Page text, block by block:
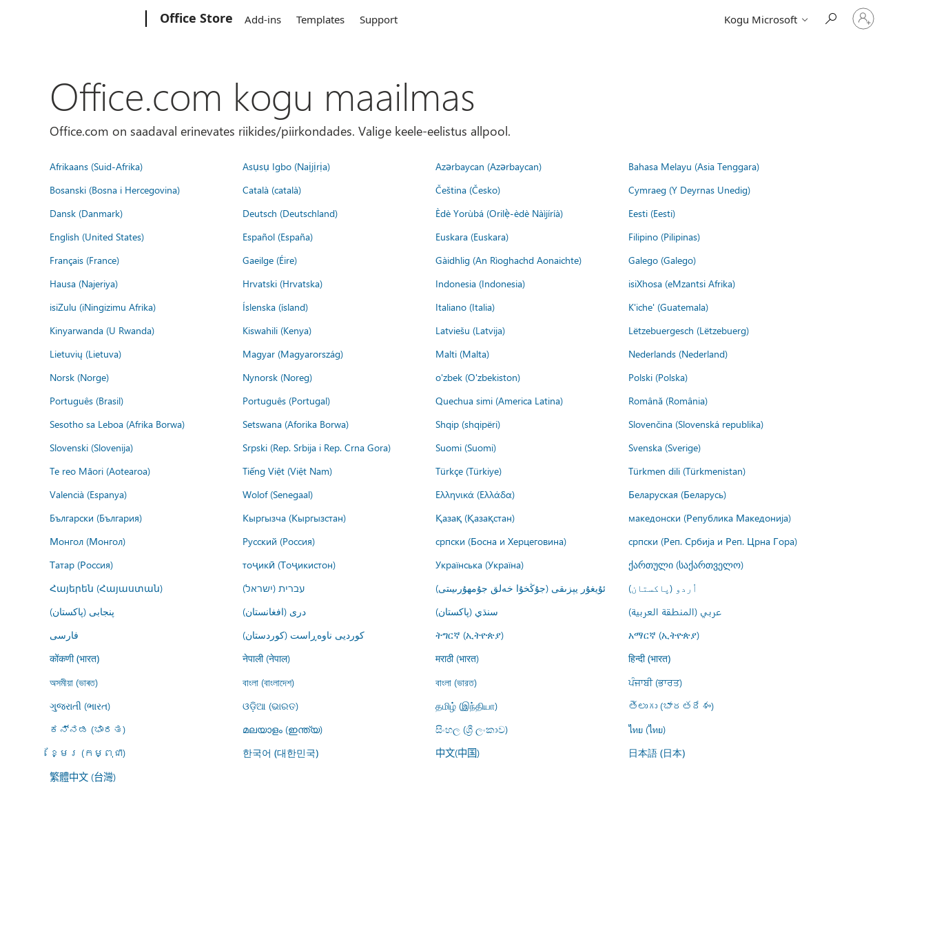
Office Store Add-ins Templates Support Kogu Microsoft
Logige
sisse
oma
Office.com kogu maailmas
Office.com on saadaval erinevates riikides/piirkondades. Valige keele-eelistus allpool.
Afrikaans (Suid-Afrika) Asụsụ Igbo (Naịjịrịa) Azərbaycan (Azərbaycan)
Bahasa Melayu (Asia Tenggara)
Bosanski (Bosna i Hercegovina)
Català (català) Čeština (Česko)
Cymraeg (Y Deyrnas Unedig)
Dansk (Danmark)
Deutsch (Deutschland) Èdè Yorùbá (Orilẹ̀-èdè Nàìjíríà)
Eesti (Eesti)
English (United States)
Español (España) Euskara (Euskara)
Filipino (Pilipinas)
Français (France)
Gaeilge (Éire) Gàidhlig (An Rìoghachd Aonaichte)
Galego (Galego)
Hausa (Najeriya)
Hrvatski (Hrvatska) Indonesia (Indonesia)
isiXhosa (eMzantsi Afrika)
isiZulu (iNingizimu Afrika)
Íslenska (ísland) Italiano (Italia)
K'iche' (Guatemala)
Kinyarwanda (U Rwanda)
Kiswahili (Kenya) Latviešu (Latvija)
Lëtzebuergesch (Lëtzebuerg)
Lietuvių (Lietuva)
Magyar (Magyarország) Malti (Malta)
Nederlands (Nederland)
Norsk (Norge)
Nynorsk (Noreg) o'zbek (O'zbekiston)
Polski (Polska)
Português (Brasil)
Português (Portugal) Quechua simi (America Latina)
Română (România)
Sesotho sa Leboa (Afrika Borwa)
Setswana (Aforika Borwa) Shqip (shqipëri)
Slovenčina (Slovenská republika)
Slovenski (Slovenija)
Srpski (Rep. Srbija i Rep. Crna Gora) Suomi (Suomi)
Svenska (Sverige)
Te reo Māori (Aotearoa)
Tiếng Việt (Việt Nam) Türkçe (Türkiye)
Türkmen dili (Türkmenistan)
Valencià (Espanya)
Wolof (Senegaal) Ελληνικά (Ελλάδα)
Беларуская (Беларусь)
Български (България)
Кыргызча (Кыргызстан) Қазақ (Қазақстан)
македонски (Република Македонија)
Монгол (Монгол)
Русский (Россия) српски (Босна и Херцеговина)
српски (Реп. Србија и Реп. Црна Гора)
Татар (Россия)
тоҷикӣ (Тоҷикистон) Українська (Україна)
ქართული (საქართველო)
Հայերեն (Հայաստան)
עברית (ישראל) ئۇيغۇر يېزىقى (جۇڭخۇا خەلق جۇمھۇرىيىتى)
اُردو (پاکستان)
پنجابی (پاکستان)
درى (افغانستان) سنڌي (پاکستان)
عربي (المنطقة العربية)
فارسى
کوردیی ناوەڕاست (کوردستان) ትግርኛ (ኢትዮጵያ) አማርኛ (ኢትዮጵያ)
कोंकणी (भारत) नेपाली (नेपाल) मराठी (भारत) हिन्दी (भारत)
অসমীয়া (ভাৰত) বাংলা (বাংলাদেশ) বাংলা (ভারত)
ਪੰਜਾਬੀ (ਭਾਰਤ)
ગુજરાતી (ભારત)
ଓଡ଼ିଆ (ଭାରତ) தமிழ் (இந்தியா)
తెలుగు (భారతదేశం)
ಕನ್ನಡ (ಭಾರತ)
മലയാളം (ഇന്ത്യ) සිංහල (ශ්‍රී ලංකාව)
ไทย (ไทย)
ខ្មែរ (កម្ពុជា)
한국어 (대한민국) 中文(中国) 日本語 (日本)
繁體中文 (台灣)